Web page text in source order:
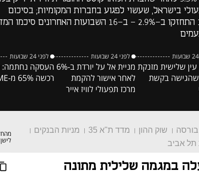
בישראל, שעשוי לפגוע בחברות המקומיות; בסיכום
שבועי - ת"א 35 ות"א 125 התחזקו ב-2.9% - ב-16 השבועות האחרונים
עין שלישית מזנקת
שהגישה בקשת
לפני 24 שבועות
מניית אל על יורדת ב-6%
לאחר אישור להקמת
מרכז תפעולי לוויז אייר
לפני 24 שבועות
העסקה נחתמה:
רכשה 65% מ-BUYME
בורסה שוק ההון מדד ת"א 35
מניות הבנקים
תל אביב לישן